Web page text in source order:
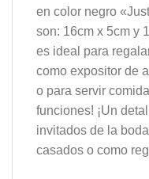
en color negro
son: 16cm x 5cm y
es ideal para
como expositor de
o para servir
funciones! ¡Un
invitados de la
casados o como